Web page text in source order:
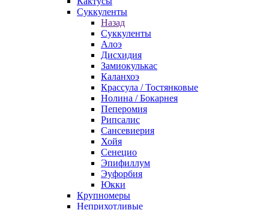
Суккуленты
Назад
Суккуленты
Алоэ
Дисхидия
Замиокулькас
Каланхоэ
Крассула / Тостянковые
Нолина / Бокарнея
Пеперомия
Рипсалис
Сансевиерия
Хойя
Сенецио
Эпифиллум
Эуфорбия
Юкки
Крупномеры
Неприхотливые